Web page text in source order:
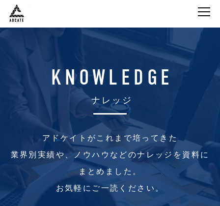
KNOWLEDGE
ナレッジ
アドケイトがこれまで培ってきた
業界別実績や、ノウハウなどのナレッジを資料に
まとめました。
お気軽にご一読ください。